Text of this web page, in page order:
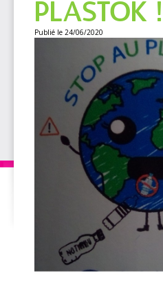
PLASTOK !
Publié le 24/06/2020